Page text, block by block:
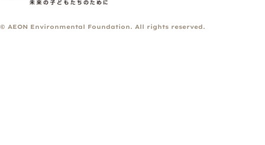
© AEON Environmental Foundation. All rights reserved.